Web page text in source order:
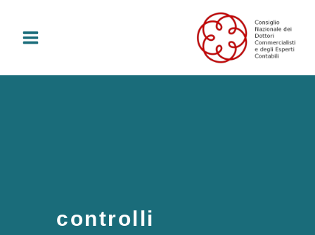
contenuto
controlli